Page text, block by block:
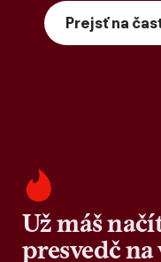
Prejsť na
Už máš
presvedč